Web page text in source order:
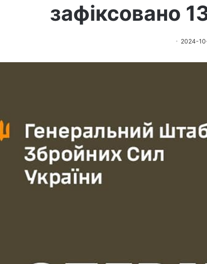
зафіксовано
2024-